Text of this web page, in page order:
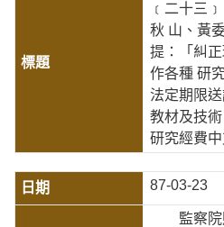
﹝二十三
秋 山、黃
提：「糾
作各種 研
法定期限
教材及技
研究經費
87-03-23
監察院